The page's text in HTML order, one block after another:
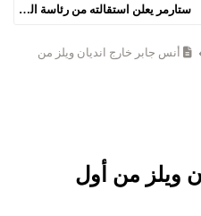
أنس جابر خارج انديان ويلز من
ويلز من أول